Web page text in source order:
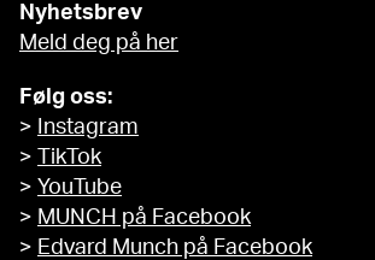
Nyhetsbrev
Meld deg på her
Følg oss:
>
Instagram
>
TikTok
> YouTube
> MUNCH på Facebook
> Edvard Munch på Facebook